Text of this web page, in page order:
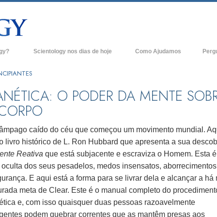
Scientology
Dizem
de Scientology
Scientology nos dias de hoje
Organizações Avançadas
Base em Terra de Flag
Freewinds
A levar Scientology ao Mundo
David Miscavige - Líder Eclesiástico de
Scientology
Como Ajudamos
A
O PODER DA MENTE
caído do céu que começou um movimento mundial.
livro histórico de L. Ron Hubbard que apresenta a sua
Reativa que está subjacente e escraviza o Homem. Esta
oculta dos seus pesadelos, medos insensatos,
E aqui está a forma para se livrar dela e alcançar a há
meta de Clear. Este é o manual completo do
e, com isso quaisquer duas pessoas razoavelmente
podem quebrar correntes que as mantêm presas aos